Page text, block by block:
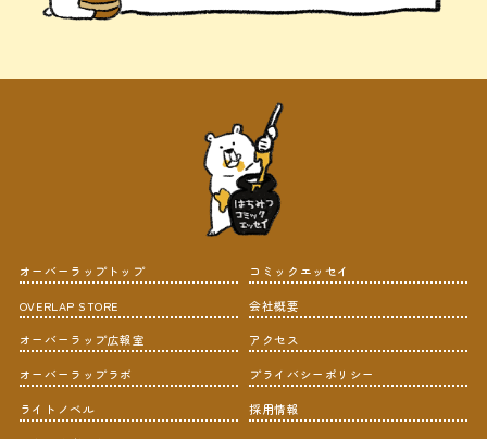
オーバーラップトップ
OVERLAP STORE
オーバーラップ広報室
オーバーラップラボ
ライトノベル
コミックエッセイ
会社概要
アクセス
プライバシーポリシー
採用情報